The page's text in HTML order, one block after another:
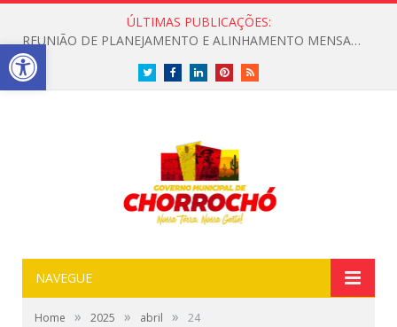
ÚLTIMAS PUBLICAÇÕES:
REUNIÃO DE PLANEJAMENTO E ALINHAMENTO MENSAL COM O SCFV NO DISTRITO DE BARRA DO TARRACHIL
TwitterFacebookLinkedInPinterestRSS
NAVEGUE
Home » 2025 » abril » 24
Open toolbar